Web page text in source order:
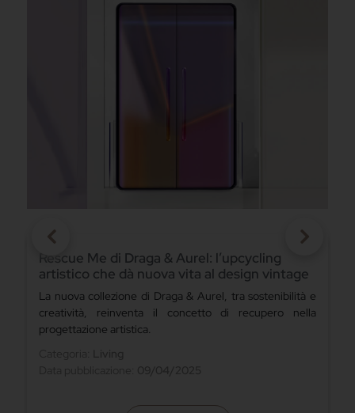
Abimis trasforma una residenza parigina con
la cucina Ego in versione isola
Scopri l'innovazione e l'eleganza della cucina Ego di
Abimis in una residenza privata su Boulevard Saint-
Michel a Parigi